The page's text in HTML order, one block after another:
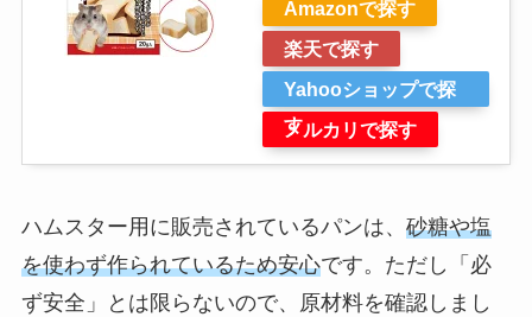
Amazonで探す
楽天で探す
Yahooショップで探
す
メルカリで探す
ハムスター用に販売されているパンは、 砂糖や塩
を使わず作られているため安心です。ただし「必
ず安全」とは限らないので、原材料を確認しまし